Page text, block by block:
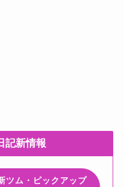
記新情報
ツム・ピックアップ